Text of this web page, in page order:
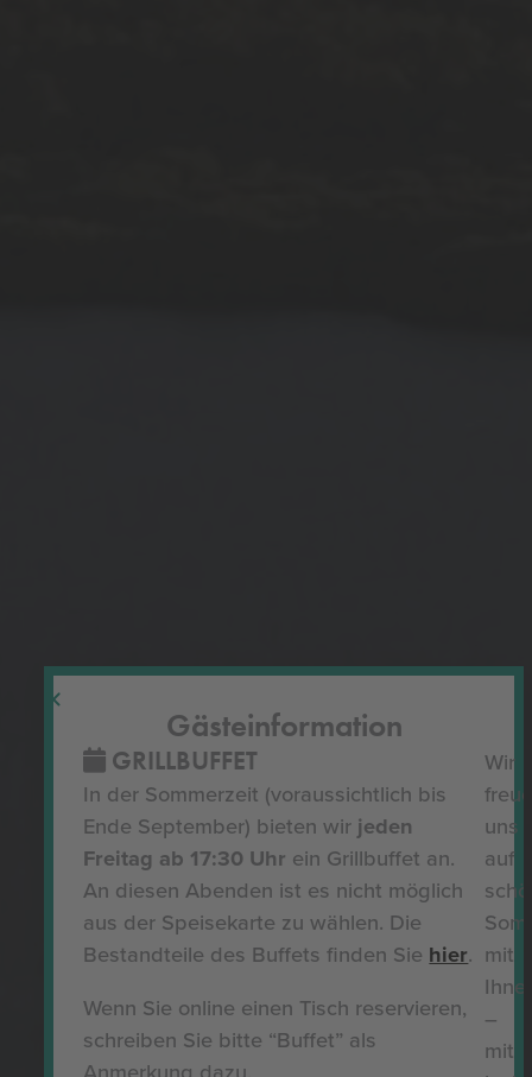
Gäste­information
GRILLBUFFET
In der Sommerzeit (voraussichtlich bis
Ende September) bieten wir jeden
Freitag ab 17:30 Uhr ein Grillbuffet an.
An diesen Abenden ist es nicht möglich
aus der Speisekarte zu wählen. Die
Bestandteile des Buffets finden Sie hier.
Wenn Sie online einen Tisch reservieren,
schreiben Sie bitte “Buffet” als
Wir
uns
auf
mit
–
mit